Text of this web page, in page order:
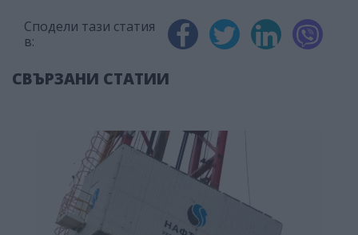
Сподели тази статия
в:
СВЪРЗАНИ СТАТИИ